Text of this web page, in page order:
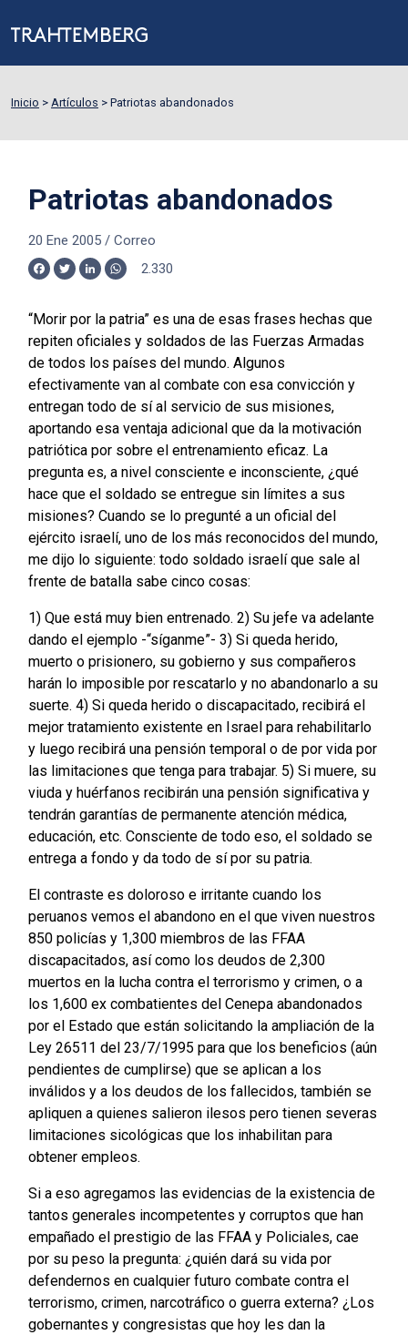
Inicio > Artículos > Patriotas abandonados
Patriotas abandonados
20 Ene 2005/ Correo
Facebook
TwitterLinkedInWhatsApp
2.330
“Morir por la patria” es una de esas frases hechas que
repiten oficiales y soldados de las Fuerzas Armadas
de todos los países del mundo. Algunos
efectivamente van al combate con esa convicción y
entregan todo de sí al servicio de sus misiones,
aportando esa ventaja adicional que da la motivación
patriótica por sobre el entrenamiento eficaz. La
pregunta es, a nivel consciente e inconsciente, ¿qué
hace que el soldado se entregue sin límites a sus
misiones? Cuando se lo pregunté a un oficial del
ejército israelí, uno de los más reconocidos del mundo,
me dijo lo siguiente: todo soldado israelí que sale al
frente de batalla sabe cinco cosas:
1) Que está muy bien entrenado. 2) Su jefe va adelante
dando el ejemplo -“síganme”- 3) Si queda herido,
muerto o prisionero, su gobierno y sus compañeros
harán lo imposible por rescatarlo y no abandonarlo a su
suerte. 4) Si queda herido o discapacitado, recibirá el
mejor tratamiento existente en Israel para rehabilitarlo
y luego recibirá una pensión temporal o de por vida por
las limitaciones que tenga para trabajar. 5) Si muere, su
viuda y huérfanos recibirán una pensión significativa y
tendrán garantías de permanente atención médica,
educación, etc. Consciente de todo eso, el soldado se
entrega a fondo y da todo de sí por su patria.
El contraste es doloroso e irritante cuando los
peruanos vemos el abandono en el que viven nuestros
850 policías y 1,300 miembros de las FFAA
discapacitados, así como los deudos de 2,300
muertos en la lucha contra el terrorismo y crimen, o a
los 1,600 ex combatientes del Cenepa abandonados
por el Estado que están solicitando la ampliación de la
Ley 26511 del 23/7/1995 para que los beneficios (aún
pendientes de cumplirse) que se aplican a los
inválidos y a los deudos de los fallecidos, también se
apliquen a quienes salieron ilesos pero tienen severas
limitaciones sicológicas que los inhabilitan para
obtener empleos.
Si a eso agregamos las evidencias de la existencia de
tantos generales incompetentes y corruptos que han
empañado el prestigio de las FFAA y Policiales, cae
por su peso la pregunta: ¿quién dará su vida por
defendernos en cualquier futuro combate contra el
terrorismo, crimen, narcotráfico o guerra externa? ¿Los
gobernantes y congresistas que hoy les dan la